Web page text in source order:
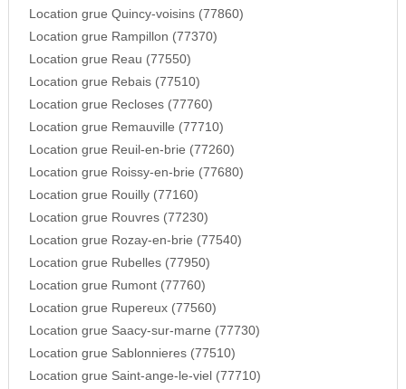
Location grue Quincy-voisins (77860)
Location grue Rampillon (77370)
Location grue Reau (77550)
Location grue Rebais (77510)
Location grue Recloses (77760)
Location grue Remauville (77710)
Location grue Reuil-en-brie (77260)
Location grue Roissy-en-brie (77680)
Location grue Rouilly (77160)
Location grue Rouvres (77230)
Location grue Rozay-en-brie (77540)
Location grue Rubelles (77950)
Location grue Rumont (77760)
Location grue Rupereux (77560)
Location grue Saacy-sur-marne (77730)
Location grue Sablonnieres (77510)
Location grue Saint-ange-le-viel (77710)